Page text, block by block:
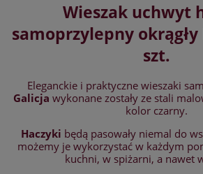
Wieszak uchwyt
samoprzylepny
szt.
Eleganckie i praktyczne wieszaki
Galicja wykonane zostały ze stali
kolor czarny.
Haczyki będą pasowały niemal do
możemy je wykorzystać w każdym
kuchni, w spiżarni, a nawet